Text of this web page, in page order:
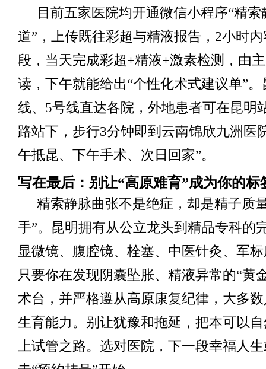
目前五家医院均开通微信小程序“精
道”，上传既往彩超与精液报告，2小时
段，当天完成彩超+精液+激素检测，由
读，下午就能给出“个性化术式建议单”
线、5号线直达各院，外地患者可在昆明
路站下，步行3分钟即到云南锦欣九洲医
午抵昆、下午手术、次日回家”。
写在最后：别让“高原难育”成为你的标
精索静脉曲张不是绝症，却是精子质
手”。昆明拥有从公立龙头到精品专科的
显微镜、腹腔镜、栓塞、中医针灸、军
只要你在发现阴囊坠胀、精液异常的“黄
术台，并严格遵从高原康复纪律，大多
生育能力。别让犹豫和拖延，把本可以
上试管之路。选对医院，下一段幸福人